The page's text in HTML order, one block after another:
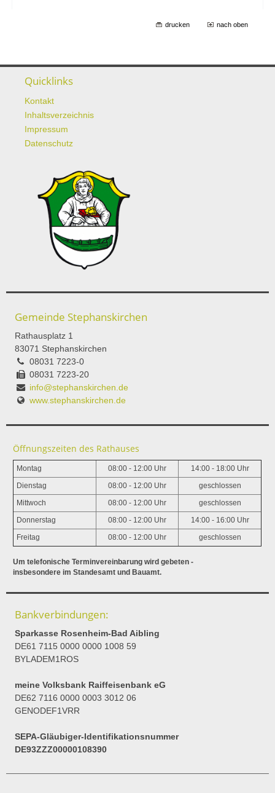
drucken nach oben
Quicklinks
Kontakt
Inhaltsverzeichnis
Impressum
Datenschutz
Gemeinde Stephanskirchen
Rathausplatz 1
83071 Stephanskirchen
08031 7223-0
08031 7223-20
info@stephanskirchen.de
www.stephanskirchen.de
Öffnungszeiten des Rathauses
Montag 08:00 - 12:00 Uhr 14:00 - 18:00 Uhr
Dienstag 08:00 - 12:00 Uhr geschlossen
Mittwoch 08:00 - 12:00 Uhr geschlossen
Donnerstag 08:00 - 12:00 Uhr 14:00 - 16:00 Uhr
Freitag 08:00 - 12:00 Uhr geschlossen
Um telefonische Terminvereinbarung wird gebeten -
insbesondere im Standesamt und Bauamt.
Bankverbindungen:
Sparkasse Rosenheim-Bad Aibling
DE61 7115 0000 0000 1008 59
BYLADEM1ROS
meine Volksbank Raiffeisenbank eG
DE62 7116 0000 0003 3012 06
GENODEF1VRR
SEPA-Gläubiger-Identifikationsnummer
DE93ZZZ00000108390